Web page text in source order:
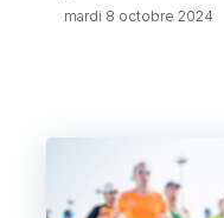
mardi 8 octobre 2024